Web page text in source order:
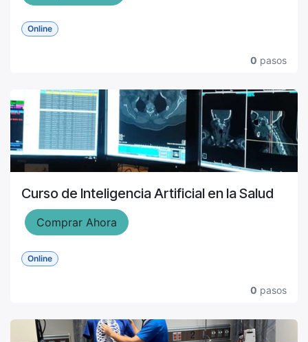
Online
0 pasos
Curso de Inteligencia Artificial en la Salud
Comprar Ahora
Online
0 pasos